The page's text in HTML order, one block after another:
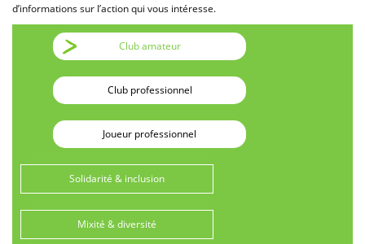
d’informations sur l’action qui vous intéresse.
Club amateur
Club professionnel
Joueur professionnel
Solidarité & inclusion
Mixité & diversité